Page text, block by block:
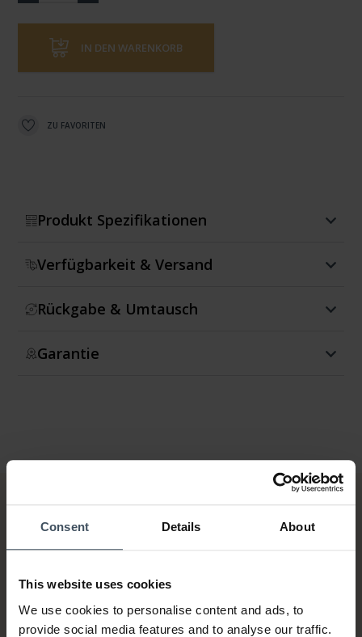
Consent Details About
This website uses cookies
We use cookies to personalise content and ads, to
provide social media features and to analyse our traffic.
IN DEN WARENKORB
ZU FAVORITEN
Produkt Spezifikationen
Verfügbarkeit & Versand
Rückgabe & Umtausch
Garantie
Rechnung & Ratenzahlung bis
5'000.-